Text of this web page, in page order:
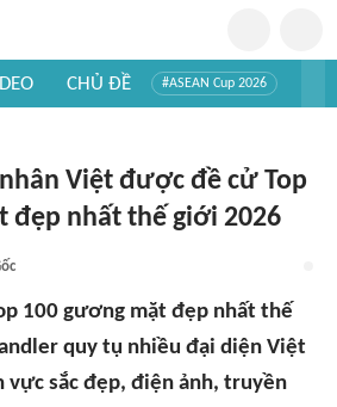
CHỦ ĐỀ #ASEAN Cup 2026
Việt được đề cử Top
đẹp nhất thế giới 2026
100 gương mặt đẹp nhất thế
quy tụ nhiều đại diện Việt
vực sắc đẹp, điện ảnh, truyền